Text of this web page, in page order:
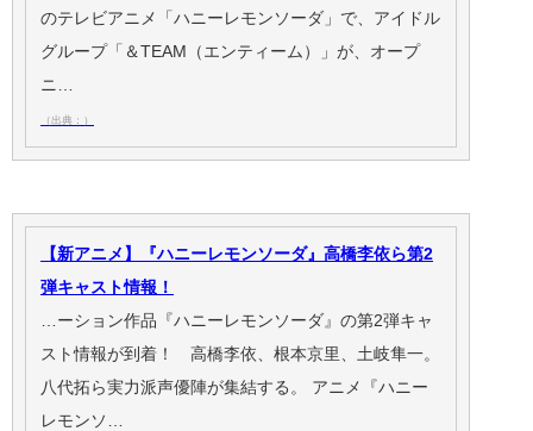
のテレビアニメ「ハニーレモンソーダ」で、アイドル
グループ「＆TEAM（エンティーム）」が、オープ
ニ…
（出典：）
【新アニメ】『ハニーレモンソーダ』高橋李依ら第2
弾キャスト情報！
…ーション作品『ハニーレモンソーダ』の第2弾キャ
スト情報が到着！ 高橋李依、根本京里、土岐隼一。
八代拓ら実力派声優陣が集結する。 アニメ『ハニー
レモンソ…